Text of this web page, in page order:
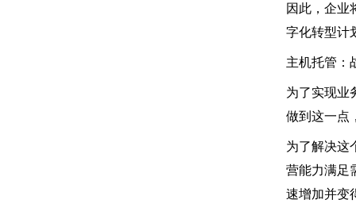
因此，企业
字化转型计
主机托管：
为了实现业
做到这一点
为了解决这
营能力满足
速增加并变